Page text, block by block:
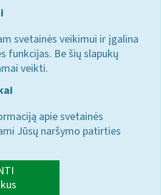
svetainės veikimui ir įgalina
funkcijas. Be šių slapukų
veikti.
apie svetainės
Jūsų naršymo patirties